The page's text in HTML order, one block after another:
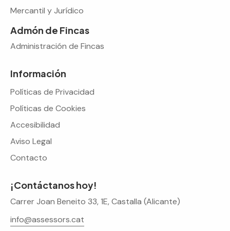
Mercantil y Jurídico
Admón de Fincas
Administración de Fincas
Información
Políticas de Privacidad
Políticas de Cookies
Accesibilidad
Aviso Legal
Contacto
¡Contáctanos hoy!
Carrer Joan Beneito 33, 1E, Castalla (Alicante)
info@assessors.cat